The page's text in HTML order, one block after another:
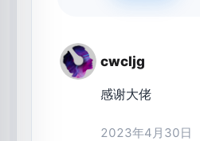
cwcljg
感谢大佬
2023年4月30日